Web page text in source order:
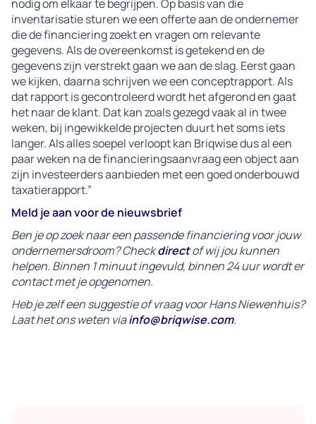
nodig om elkaar te begrijpen. Op basis van die
inventarisatie sturen we een offerte aan de ondernemer
die de financiering zoekt en vragen om relevante
gegevens. Als de overeenkomst is getekend en de
gegevens zijn verstrekt gaan we aan de slag. Eerst gaan
we kijken, daarna schrijven we een conceptrapport. Als
dat rapport is gecontroleerd wordt het afgerond en gaat
het naar de klant. Dat kan zoals gezegd vaak al in twee
weken, bij ingewikkelde projecten duurt het soms iets
langer. Als alles soepel verloopt kan Briqwise dus al een
paar weken na de financieringsaanvraag een object aan
zijn investeerders aanbieden met een goed onderbouwd
taxatierapport.”
Meld je aan voor de nieuwsbrief
Ben je op zoek naar een passende financiering voor jouw
ondernemersdroom? Checkdirectof wij jou kunnen
helpen. Binnen 1 minuut ingevuld, binnen 24 uur wordt er
contact met je opgenomen.
Heb je zelf een suggestie of vraag voor Hans Niewenhuis?
Laat het ons weten viainfo@briqwise.com.